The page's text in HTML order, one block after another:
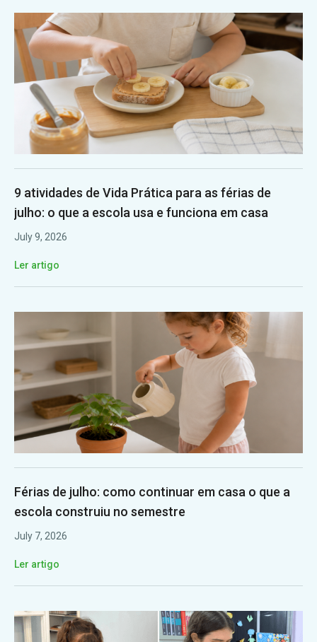
9 atividades de Vida Prática para as férias de
julho: o que a escola usa e funciona em casa
July 9, 2026
Ler artigo
Férias de julho: como continuar em casa o que a
escola construiu no semestre
July 7, 2026
Ler artigo